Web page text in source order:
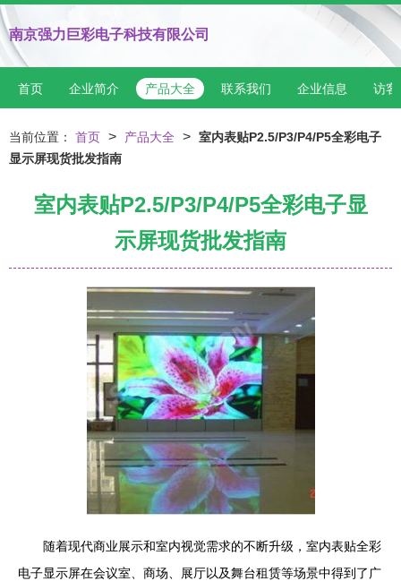
南京强力巨彩电子科技有限公司
首页 企业简介 产品大全 联系我们 企业信息 访客
当前位置： 首页 > 产品大全 > 室内表贴P2.5/P3/P4/P5全彩电子
显示屏现货批发指南
室内表贴P2.5/P3/P4/P5全彩电子显
示屏现货批发指南
随着现代商业展示和室内视觉需求的不断升级，室内表贴全彩
电子显示屏在会议室、商场、展厅以及舞台租赁等场景中得到了广